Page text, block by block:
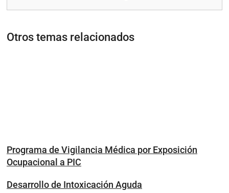
Otros temas relacionados
Programa de Vigilancia Médica por Exposición
Ocupacional a PIC
Desarrollo de Intoxicación Aguda